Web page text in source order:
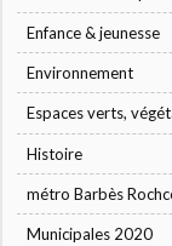
Enfance & jeunesse
Environnement
Espaces verts,
Histoire
métro Barbès
Municipales 2020